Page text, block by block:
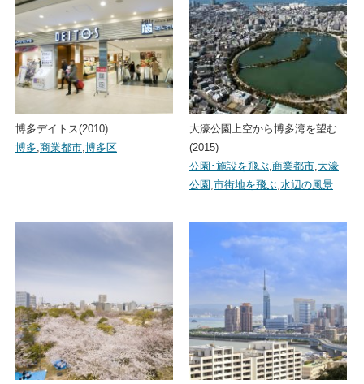
博多デイトス(2010)
博多,商業都市,博多区
大濠公園上空から博多湾を望む
(2015)
公園･施設を飛ぶ,商業都市,大濠
公園 ,市街地を飛ぶ,水辺の風景…